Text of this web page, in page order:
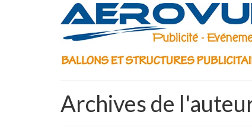
Archives de